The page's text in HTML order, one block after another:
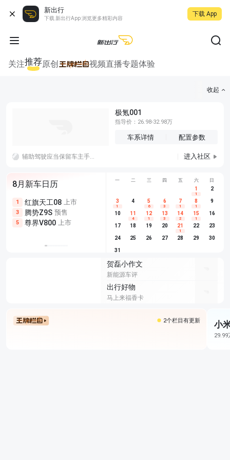
新出行
下载 新出行App 浏览更多精彩内容
下载 App
关注推荐原创 视频直播专题体验
收起
极氪001
指导价：26.98-32.98万
车系详情 配置参数
辅助驾驶应当保留车主手动调速权限，因为机器判断的最优车速不等于用户的实际路况体感 进入社区
8月新车日历
1 红旗天工08 上市
3 腾势Z9S 预售
5 尊界V800 上市
尊界V680 上市
享界G9 预售
别克至境L7 预售
埃安
长城H10
深蓝S05
一 二 三 四 五 六 日
1
1
2
3
1
4 5
6
6
3
7
1
8
1
9
10 11
4
12
1
13
3
14
2
15
1
16
17 18 19 20 21
1
22 23
24 25 26 27 28 29 30
31
贺磊小作文
新能源车评
出行好物
马上来福香卡
2个栏目有更新 小
29.99